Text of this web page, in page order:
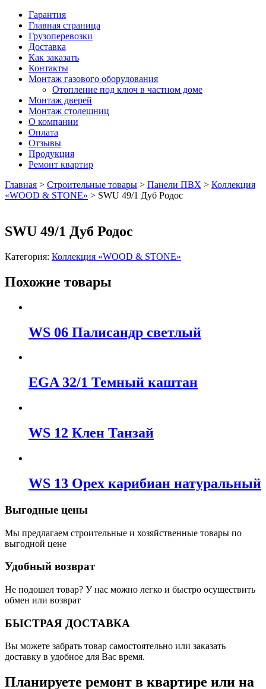
Гарантия
Главная страница
Грузоперевозки
Доставка
Как заказать
Контакты
Монтаж газового оборудования
Отопление под ключ в частном доме
Монтаж дверей
Монтаж столешниц
О компании
Оплата
Отзывы
Продукция
Ремонт квартир
Главная > Строительные товары > Панели ПВХ > Коллекция
«WOOD & STONE» > SWU 49/1 Дуб Родос
SWU 49/1 Дуб Родос
Категория: Коллекция «WOOD & STONE»
Похожие товары
WS 06 Палисандр светлый
EGA 32/1 Темный каштан
WS 12 Клен Танзай
WS 13 Орех карибиан натуральный
Выгодные цены
Мы предлагаем строительные и хозяйственные товары по
выгодной цене
Удобный возврат
Не подошел товар? У нас можно легко и быстро осуществить
обмен или возврат
БЫСТРАЯ ДОСТАВКА
Вы можете забрать товар самостоятельно или заказать
доставку в удобное для Вас время.
Планируете ремонт в квартире или на